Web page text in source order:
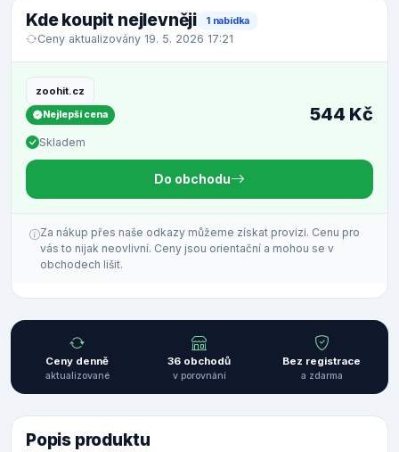
Kde koupit nejlevněji 1 nabídka
Ceny aktualizovány 19. 5. 2026 17:21
zoohit.cz
Nejlepší cena
Skladem
544 Kč
Do obchodu
Za nákup přes naše odkazy můžeme získat provizi. Cenu pro
vás to nijak neovlivní. Ceny jsou orientační a mohou se v
obchodech lišit.
Ceny denně
aktualizované
36 obchodů
v porovnání
Bez registrace
a zdarma
Popis produktu